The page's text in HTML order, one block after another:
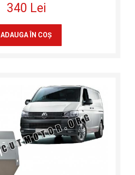
340 Lei
ADAUGA ÎN COŞ